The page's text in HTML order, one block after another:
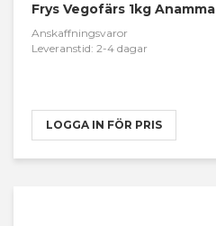
Frys Vegofärs 1kg Anamma
Anskaffningsvaror
Leveranstid: 2-4 dagar
LOGGA IN FÖR PRIS